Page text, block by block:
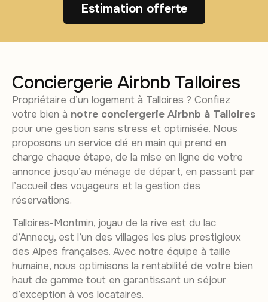
Estimation offerte
Conciergerie Airbnb Talloires
Propriétaire d’un logement à Talloires ? Confiez
votre bien à notre conciergerie Airbnb à Talloires
pour une gestion sans stress et optimisée. Nous
proposons un service clé en main qui prend en
charge chaque étape, de la mise en ligne de votre
annonce jusqu’au ménage de départ, en passant par
l’accueil des voyageurs et la gestion des
réservations.
Talloires-Montmin, joyau de la rive est du lac
d’Annecy, est l’un des villages les plus prestigieux
des Alpes françaises. Avec notre équipe à taille
humaine, nous optimisons la rentabilité de votre bien
haut de gamme tout en garantissant un séjour
d’exception à vos locataires.